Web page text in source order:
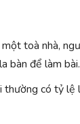
toà nhà,
bàn để làm bài.
có tỷ